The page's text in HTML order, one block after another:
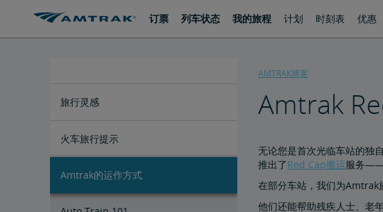
内
导
订票 列车状态 我的旅程 计划 时刻表 优惠
旅行灵感
火车站附近的国家公园
4条最美火车路线
Coast Starlight沿途优美景色
4个热门海滩火车目的地
顶级高尔夫目的地
火车旅行提示
10条普通车厢过夜小贴士
7条携子女出行小贴士
免费携带滑雪单板和双板乘车
5件必备打包清单物品
通过Google地图追踪列车
Amtrak的运作方式
AMTRAK博客
Amtrak
无论您是首次光临车站的独
推出了Red Cap搬运服务——
在部分车站，我们为Amtrak
他们还能帮助残疾人士、老